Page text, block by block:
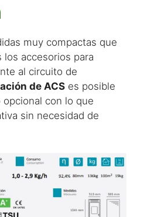
muy compactas que
accesorios para
al circuito de
de ACS es posible
con lo que
sin necesidad de